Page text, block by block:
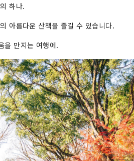
하나.
아름다운 산책을 즐길 수 있습니다.
을 만지는 여행에.